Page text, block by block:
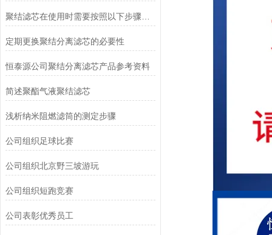
定期更换聚结分离滤芯的必要性
恒泰源公司聚结分离滤芯产品参考资料
简述聚酯气液聚结滤芯
浅析纳米阻燃滤筒的测定步骤
公司组织足球比赛
公司组织北京野三坡游玩
公司组织短跑竞赛
公司表彰优秀员工